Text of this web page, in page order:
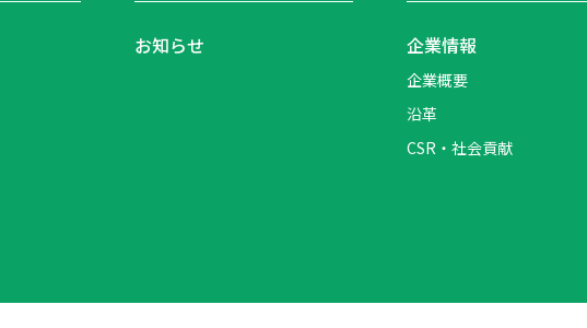
お知らせ 企業情報
企業概要
沿革
CSR・社会貢献